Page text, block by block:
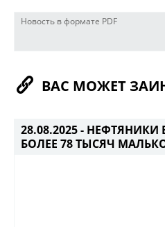
Новость в формате PDF
ВАС МОЖЕТ
28.08.2025 - НЕФТЯНИКИ
БОЛЕЕ 78 ТЫСЯЧ